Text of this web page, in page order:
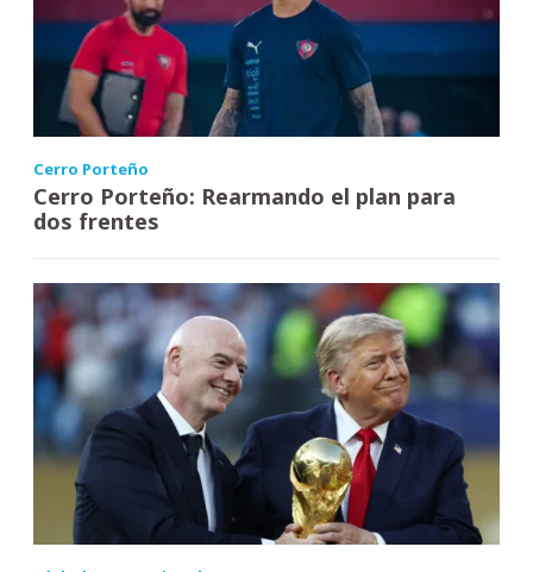
Cerro Porteño
Cerro Porteño: Rearmando el plan para
dos frentes